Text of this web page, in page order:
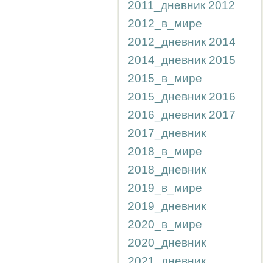
2011_дневник 2012
2012_в_мире
2012_дневник 2014
2014_дневник 2015
2015_в_мире
2015_дневник 2016
2016_дневник 2017
2017_дневник
2018_в_мире
2018_дневник
2019_в_мире
2019_дневник
2020_в_мире
2020_дневник